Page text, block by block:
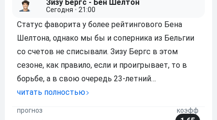
Зизу Бергс - Бен Шелтон
Сегодня • 21:00
Статус фаворита у более рейтингового Бена
Шелтона, однако мы бы и соперника из Бельгии
со счетов не списывали. Зизу Бергс в этом
сезоне, как правило, если и проигрывает, то в
борьбе, а в свою очередь 23-летний
американский теннисист стабильностью не
читать полностью
прогноз коэфф